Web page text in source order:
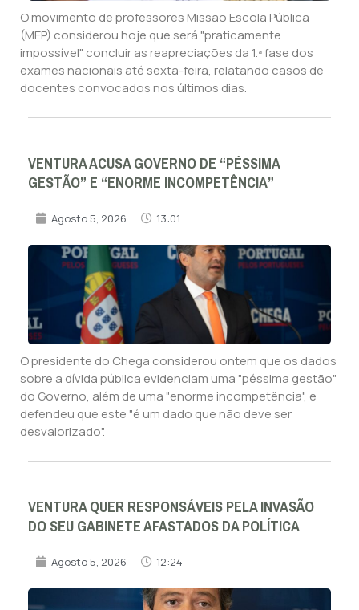
O movimento de professores Missão Escola Pública
(MEP) considerou hoje que será "praticamente
impossível" concluir as reapreciações da 1.ª fase dos
exames nacionais até sexta-feira, relatando casos de
docentes convocados nos últimos dias.
VENTURA ACUSA GOVERNO DE “PÉSSIMA
GESTÃO” E “ENORME INCOMPETÊNCIA”
Agosto 5, 2026 13:01
O presidente do Chega considerou ontem que os dados
sobre a dívida pública evidenciam uma "péssima gestão"
do Governo, além de uma "enorme incompetência", e
defendeu que este "é um dado que não deve ser
desvalorizado".
VENTURA QUER RESPONSÁVEIS PELA INVASÃO
DO SEU GABINETE AFASTADOS DA POLÍTICA
Agosto 5, 2026 12:24